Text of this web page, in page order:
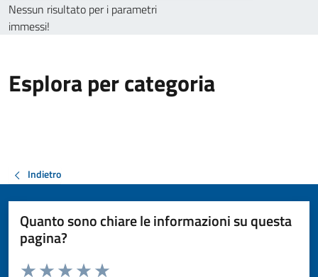
Nessun risultato per i parametri
immessi!
Esplora per categoria
Indietro
Quanto sono chiare le informazioni su questa
pagina?
Valuta da 1 a 5 stelle la pagina